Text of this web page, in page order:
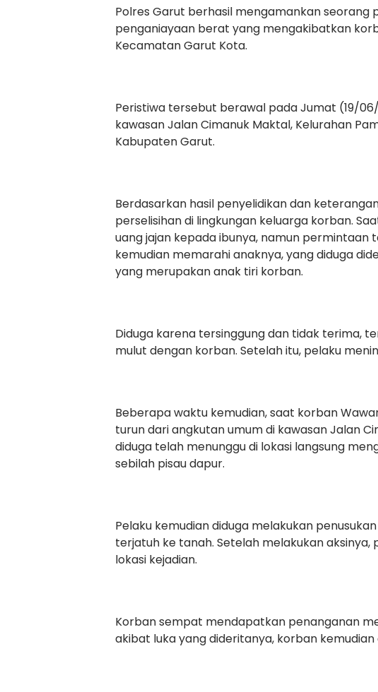
Polres Garut berhasil mengamankan seorang
penganiayaan berat yang mengakibatkan
Kecamatan Garut Kota.
Peristiwa tersebut berawal pada Jumat (19/
kawasan Jalan Cimanuk Maktal, Kelurahan
Kabupaten Garut.
Berdasarkan hasil penyelidikan dan
perselisihan di lingkungan keluarga korban.
uang jajan kepada ibunya, namun permintaan
kemudian memarahi anaknya, yang diduga
yang merupakan anak tiri korban.
Diduga karena tersinggung dan tidak terima,
mulut dengan korban. Setelah itu, pelaku
Beberapa waktu kemudian, saat korban
turun dari angkutan umum di kawasan Jalan
diduga telah menunggu di lokasi langsung
sebilah pisau dapur.
Pelaku kemudian diduga melakukan
terjatuh ke tanah. Setelah melakukan
lokasi kejadian.
Korban sempat mendapatkan penanganan
akibat luka yang dideritanya, korban